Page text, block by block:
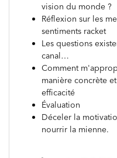
vision du monde ?
Réflexion sur les
sentiments racket
Les questions
canal…
Comment
manière concrète
efficacité
Évaluation
Déceler la
nourrir la mienne.